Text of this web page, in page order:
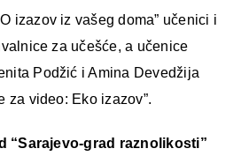
izazov iz vašeg doma” učenici i
za učešće, a učenice
Podžić i Amina Devedžija
za video: Eko izazov”.
“Sarajevo-grad raznolikosti”